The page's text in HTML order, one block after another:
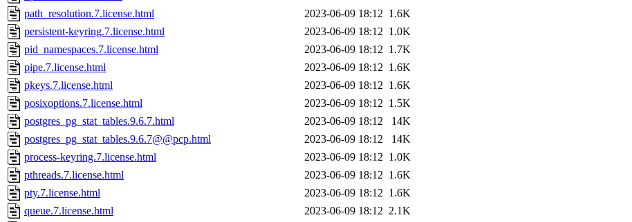
path_resolution.7.license.html
2023-06-09 18:12 1.6K
persistent-keyring.7.license.html
2023-06-09 18:12 1.0K
pid_namespaces.7.license.html
2023-06-09 18:12 1.7K
pipe.7.license.html
2023-06-09 18:12 1.6K
pkeys.7.license.html
2023-06-09 18:12 1.6K
posixoptions.7.license.html
2023-06-09 18:12 1.5K
postgres_pg_stat_tables.9.6.7.html
2023-06-09 18:12
14K
postgres_pg_stat_tables.9.6.7@@pcp.html
2023-06-09 18:12
14K
process-keyring.7.license.html
2023-06-09 18:12 1.0K
pthreads.7.license.html
2023-06-09 18:12 1.6K
pty.7.license.html
2023-06-09 18:12 1.6K
queue.7.license.html
2023-06-09 18:12 2.1K